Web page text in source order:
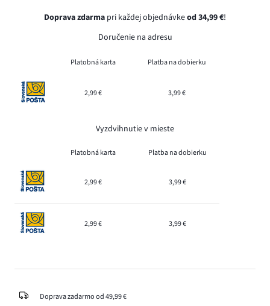
Doprava zdarma pri každej objednávkeod 34,99 €!
Doručenie na adresu
Platobná karta Platba na dobierku
2,99 € 3,99 €
Vyzdvihnutie v mieste
Platobná karta Platba na dobierku
2,99 € 3,99 €
2,99 € 3,99 €
Doprava zadarmo od 49,99 €